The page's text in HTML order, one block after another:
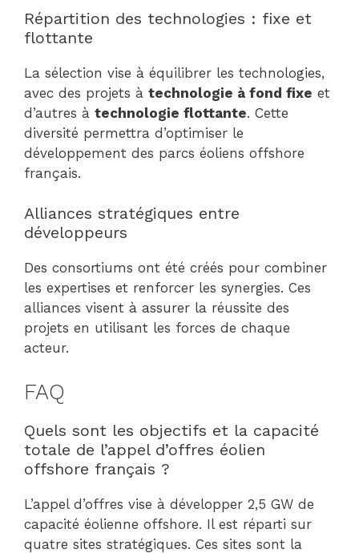
Répartition des technologies : fixe et
flottante
La sélection vise à équilibrer les technologies,
avec des projets à technologie à fond fixe et
d’autres à technologie flottante. Cette
diversité permettra d’optimiser le
développement des parcs éoliens offshore
français.
Alliances stratégiques entre
développeurs
Des consortiums ont été créés pour combiner
les expertises et renforcer les synergies. Ces
alliances visent à assurer la réussite des
projets en utilisant les forces de chaque
acteur.
FAQ
Quels sont les objectifs et la capacité
totale de l’appel d’offres éolien
offshore français ?
L’appel d’offres vise à développer 2,5 GW de
capacité éolienne offshore. Il est réparti sur
quatre sites stratégiques. Ces sites sont la